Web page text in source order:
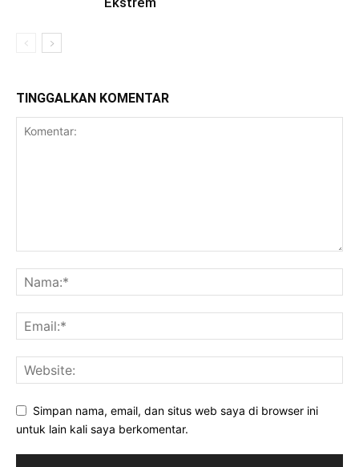
TINGGALKAN KOMENTAR
Simpan nama, email, dan situs web saya di browser ini
untuk lain kali saya berkomentar.